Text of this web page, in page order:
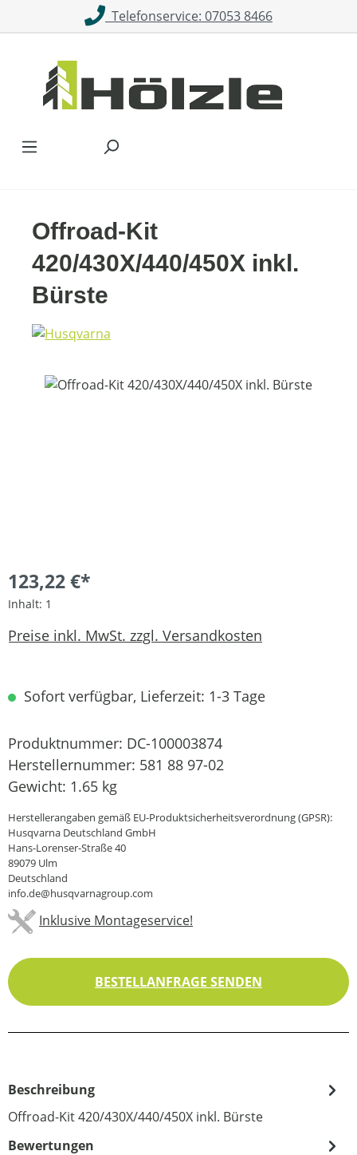
Zum Hauptinhalt springenTelefonservice: 07053 8466
Offroad-Kit
420/430X/440/450X inkl.
Bürste
Bildergalerie überspringen
123,22 €*
Inhalt: 1
Preise inkl. MwSt. zzgl. Versandkosten
Sofort verfügbar, Lieferzeit: 1-3 Tage
Produktnummer: DC-100003874
Herstellernummer: 581 88 97-02
Gewicht: 1.65 kg
Herstellerangaben gemäß EU-Produktsicherheitsverordnung (GPSR):
Husqvarna Deutschland GmbH
Hans-Lorenser-Straße 40
89079 Ulm
Deutschland
info.de@husqvarnagroup.com
Inklusive Montageservice!
BESTELLANFRAGE SENDEN
Beschreibung
Offroad-Kit 420/430X/440/450X inkl. Bürste
Bewertungen